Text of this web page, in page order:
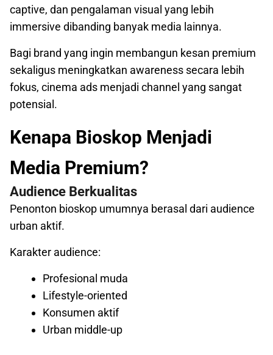
captive, dan pengalaman visual yang lebih
immersive dibanding banyak media lainnya.
Bagi brand yang ingin membangun kesan premium
sekaligus meningkatkan awareness secara lebih
fokus, cinema ads menjadi channel yang sangat
potensial.
Kenapa Bioskop Menjadi
Media Premium?
Audience Berkualitas
Penonton bioskop umumnya berasal dari audience
urban aktif.
Karakter audience:
Profesional muda
Lifestyle-oriented
Konsumen aktif
Urban middle-up